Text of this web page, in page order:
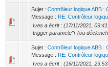
Sujet : Contrôleur logique ABB :
Message : RE: Contrôleur
Ives a écrit : (17/11/2021,
trigger paramete"r (ou
Sujet : Contrôleur logique ABB :
Message : RE: Contrôleur
Ives a écrit : (16/11/2021,